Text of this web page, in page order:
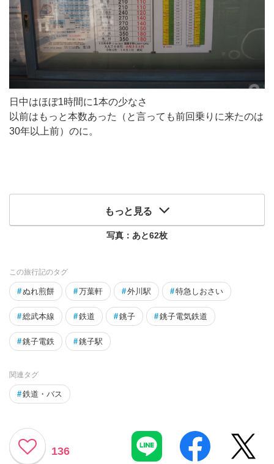
日中はほぼ1時間に1本の少なさ
以前はもっと本数あった（と言っても前回乗りに来たのは
30年以上前）のに。
もっと見る
写真：あと62枚
この旅行記のタグ
#ぬれ煎餅 #万葉軒 #外川駅 #特急しおさい
#総武本線 #鉄道 #銚子 #銚子電気鉄道
#銚子電鉄 #銚子駅
関連タグ
#鉄道・バス
136